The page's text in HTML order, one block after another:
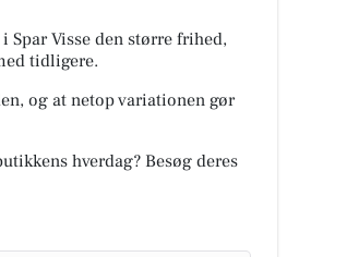
Spar Visse den større frihed,
tidligere.
og at netop variationen gør
hverdag? Besøg deres